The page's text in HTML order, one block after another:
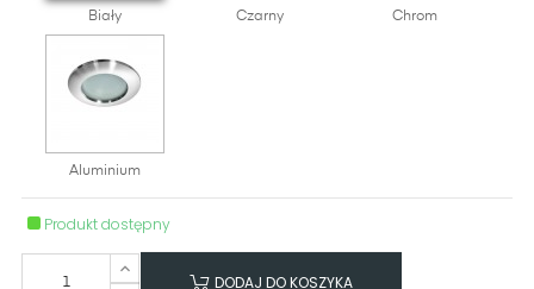
Biały Czarny Chrom
Aluminium
Produkt dostępny
DODAJ DO KOSZYKA